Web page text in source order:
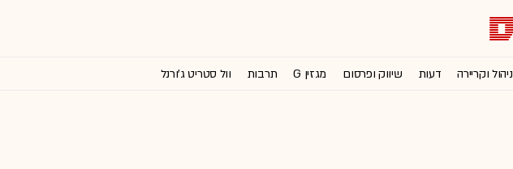
ניהול וקריירה דעות שיווק ופרסום מגזין G תרבות וול סטריט ג'ורנל